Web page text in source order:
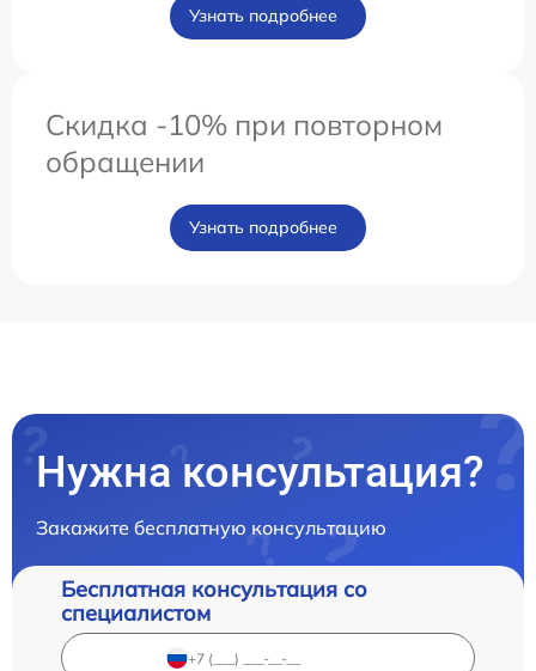
Узнать подробнее
Скидка -10% при повторном
обращении
Узнать подробнее
Нужна консультация?
Закажите бесплатную консультацию
Бесплатная консультация со
специалистом